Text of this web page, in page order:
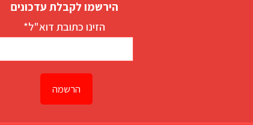
הירשמו לקבלת עדכונים
הזינו כתובת דוא"ל*